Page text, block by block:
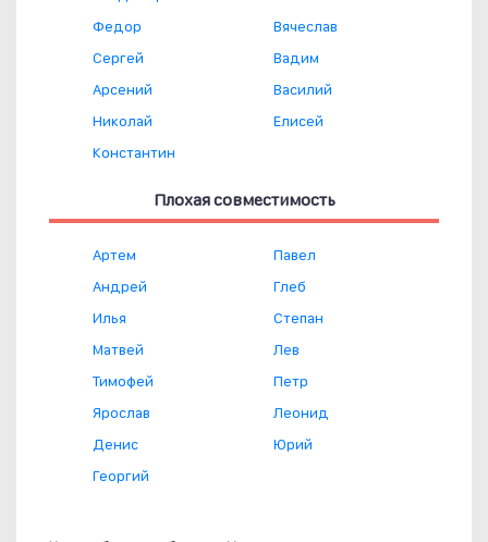
Федор
Сергей
Арсений
Николай
Константин
Вячеслав
Вадим
Василий
Елисей
Плохая совместимость
Артем
Андрей
Илья
Матвей
Тимофей
Ярослав
Денис
Георгий
Павел
Глеб
Степан
Лев
Петр
Леонид
Юрий